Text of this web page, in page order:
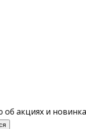
акциях и